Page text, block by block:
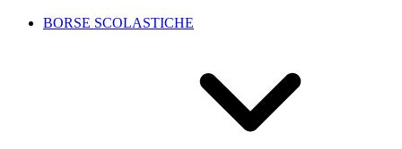
BORSE SCOLASTICHE